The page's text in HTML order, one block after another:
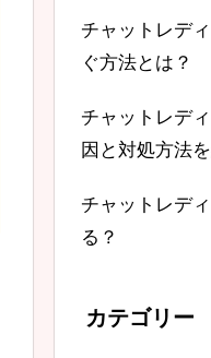
チャットレデ
ぐ方法とは？
チャットレデ
因と対処方法を
チャットレデ
る？
カテゴリー